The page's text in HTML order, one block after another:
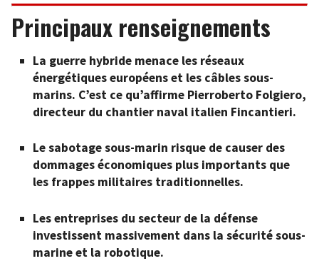
Principaux renseignements
La guerre hybride menace les réseaux
énergétiques européens et les câbles sous-
marins. C’est ce qu’affirme Pierroberto Folgiero,
directeur du chantier naval italien Fincantieri.
Le sabotage sous-marin risque de causer des
dommages économiques plus importants que
les frappes militaires traditionnelles.
Les entreprises du secteur de la défense
investissent massivement dans la sécurité sous-
marine et la robotique.